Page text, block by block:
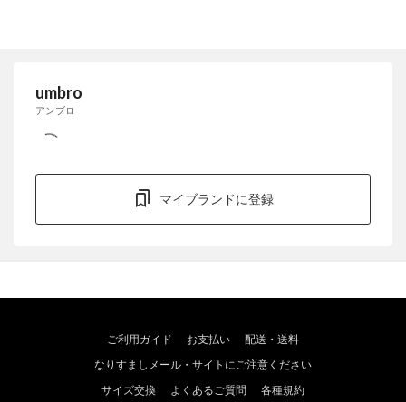
umbro
アンブロ
マイブランドに登録
ご利用ガイド お支払い
配送・送料
なりすましメール・サイトにご注意ください
サイズ交換
よくあるご質問 各種規約